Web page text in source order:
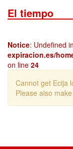
El tiempo
Notice: Undefined
expiracion.es/
on line 24
Cannot get Ecija
Please also